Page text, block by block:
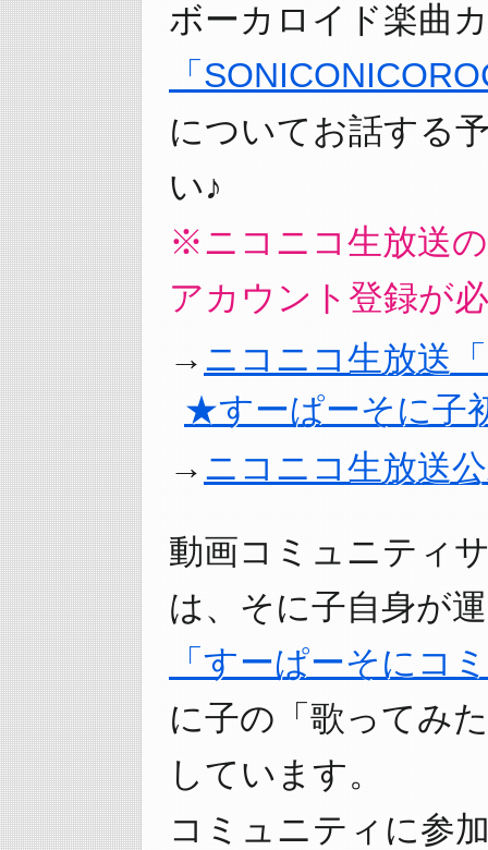
ボーカロイド楽曲
「
についてお話する
い♪
※ニコニコ生放送
アカウント登録が
ニコニコ生放送
★すーぱーそに子
ニコニコ生放送
動画コミュニティ
は、そに子自身が
「すーぱーそにコ
に子の「歌ってみ
しています。
コミュニティに参